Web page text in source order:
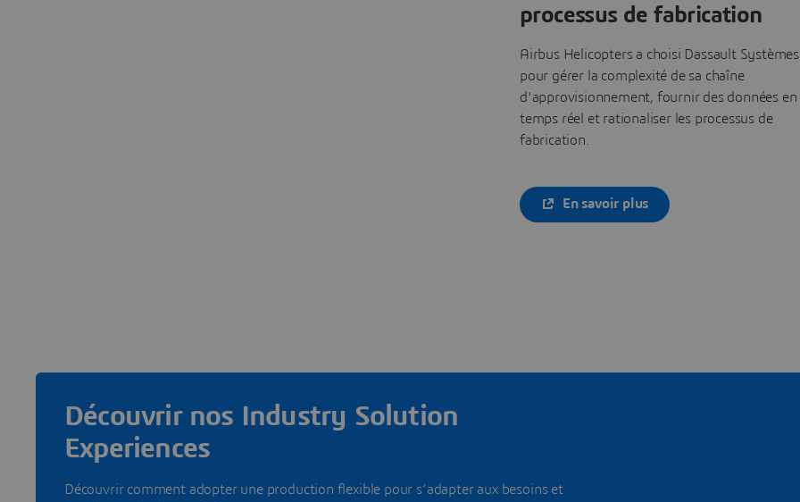
processus de fabrication
Airbus Helicopters a choisi Dassault Systèmes
pour gérer la complexité de sa chaîne
d'approvisionnement, fournir des données en
temps réel et rationaliser les processus de
fabrication.
En savoir plus
Découvrir nos Industry Solution
Experiences
Découvrir comment adopter une production flexible pour s’adapter aux besoins et